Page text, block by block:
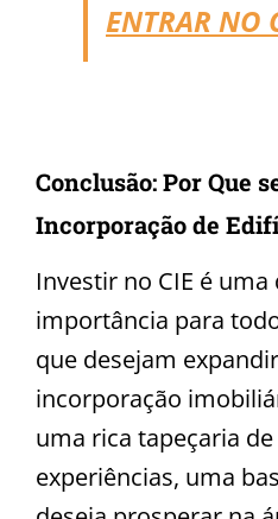
ENTRAR NO
Conclusão: Por Que
Incorporação de
Investir no CIE é
importância para
que desejam
incorporação
uma rica tapeçaria
experiências, uma